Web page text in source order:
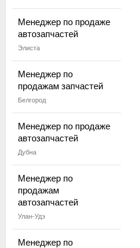
Менеджер по продаже
автозапчастей
Элиста
Менеджер по
продажам запчастей
Белгород
Менеджер по продаже
автозапчастей
Дубна
Менеджер по
продажам
автозапчастей
Улан-Удэ
Менеджер по